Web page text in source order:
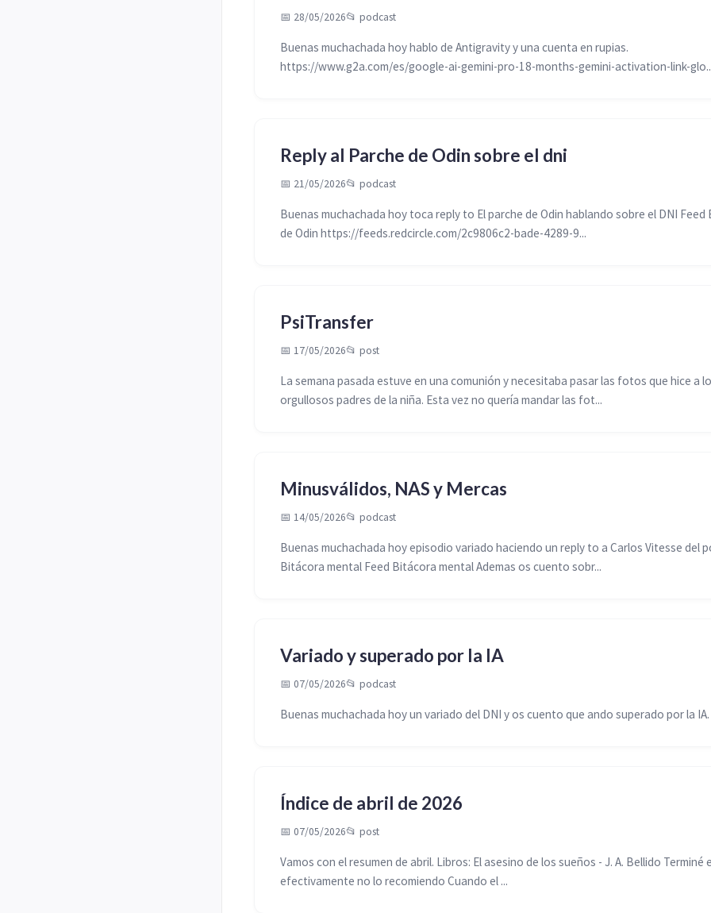
📅 28/05/2026📂 podcast
Buenas muchachada hoy hablo de Antigravity y una cuenta en rupias.
https://www.g2a.com/es/google-ai-gemini-pro-18-months-gemini-activation-link-
Reply al Parche de Odin sobre el dni
📅 21/05/2026📂 podcast
Buenas muchachada hoy toca reply to El parche de Odin hablando sobre el DNI Feed
de Odin https://feeds.redcircle.com/2c9806c2-bade-4289-9...
PsiTransfer
📅 17/05/2026📂 post
La semana pasada estuve en una comunión y necesitaba pasar las fotos que hice a
orgullosos padres de la niña. Esta vez no quería mandar las fot...
Minusválidos, NAS y Mercas
📅 14/05/2026📂 podcast
Buenas muchachada hoy episodio variado haciendo un reply to a Carlos Vitesse del
Bitácora mental Feed Bitácora mental Ademas os cuento sobr...
Variado y superado por la IA
📅 07/05/2026📂 podcast
Buenas muchachada hoy un variado del DNI y os cuento que ando superado por la IA.
Índice de abril de 2026
📅 07/05/2026📂 post
Vamos con el resumen de abril. Libros: El asesino de los sueños - J. A. Bellido Terminé
efectivamente no lo recomiendo Cuando el ...